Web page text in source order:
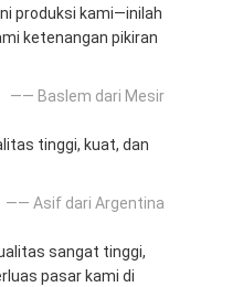
produksi kami—inilah
ketenangan pikiran
—— Baslem dari Mesir
tinggi, kuat, dan
—— Asif dari Argentina
sangat tinggi,
pasar kami di